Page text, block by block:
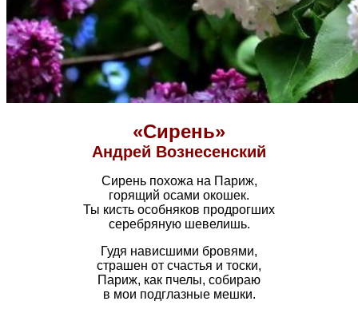
«Сирень»
Андрей Вознесенский
Сирень похожа на Париж,
горящий осами окошек.
Ты кисть особняков продрогших
серебряную шевелишь.
Гудя нависшими бровями,
страшен от счастья и тоски,
Париж, как пчелы, собираю
в мои подглазные мешки.